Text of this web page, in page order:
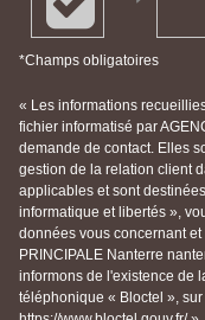
*Champs obligatoires
« Les informations
fichier informatisé par
demande de contact. Elles
gestion de la relation client
applicables et sont
informatique et libertés »,
données vous concernant
PRINCIPALE Nanterre
informons de l'existence de
téléphonique « Bloctel »,